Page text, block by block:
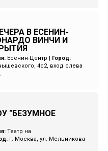
В ЕСЕНИН-
ВИНЧИ И
Есенин-Центр
Город:
4с2, вход слева
"БЕЗУМНОЕ
Театр на
г. Москва, ул. Мельникова